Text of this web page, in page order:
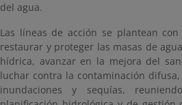
del agua.
Las líneas de acción se plantean
restaurar y proteger las masas de
hídrica, avanzar en la mejora del
luchar contra la contaminación
inundaciones y sequías,